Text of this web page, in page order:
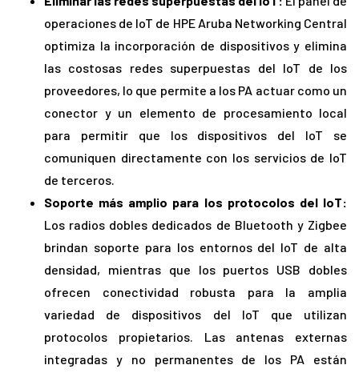
operaciones de IoT de HPE Aruba Networking Central
optimiza la incorporación de dispositivos y elimina
las costosas redes superpuestas del IoT de los
proveedores, lo que permite a los PA actuar como un
conector y un elemento de procesamiento local
para permitir que los dispositivos del IoT se
comuniquen directamente con los servicios de IoT
de terceros.
Soporte más amplio para los protocolos del IoT:
Los radios dobles dedicados de Bluetooth y Zigbee
brindan soporte para los entornos del IoT de alta
densidad, mientras que los puertos USB dobles
ofrecen conectividad robusta para la amplia
variedad de dispositivos del IoT que utilizan
protocolos propietarios. Las antenas externas
integradas y no permanentes de los PA están